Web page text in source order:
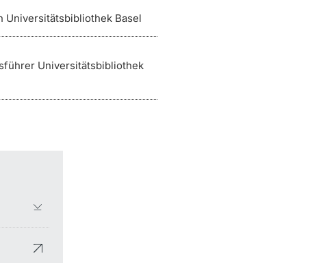
Universitätsbibliothek Basel
Universitätsbibliothek